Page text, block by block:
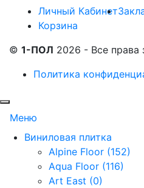
Личный Кабинет
Корзина
© 1-ПОЛ 2026 - Все
Политика
Меню
Виниловая плитка
Alpine Floor (152)
Aqua Floor (116)
Art East (0)